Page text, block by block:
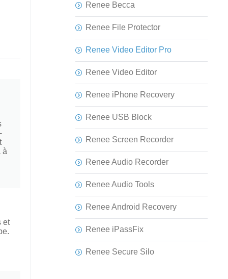
à
et
Renee Becca
Renee File Protector
Renee Video Editor Pro
Renee Video Editor
Renee iPhone Recovery
Renee USB Block
Renee Screen Recorder
Renee Audio Recorder
Renee Audio Tools
Renee Android Recovery
Renee iPassFix
Renee Secure Silo